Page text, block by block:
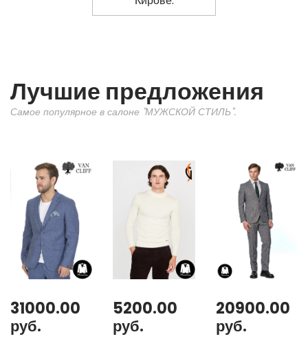
Лучшие предложения
Самое популярное в салоне "МУЖСКОЙ СТИЛЬ".
31000.00
руб.
5200.00
руб.
20900.00
руб.